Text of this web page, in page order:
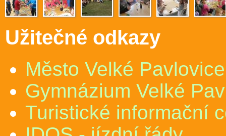
Užitečné odkazy
Město Velké Pavlovice
Gymnázium Velké
Turistické informační